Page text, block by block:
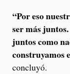
“Por eso
ser más
juntos como
construyamos
concluyó.